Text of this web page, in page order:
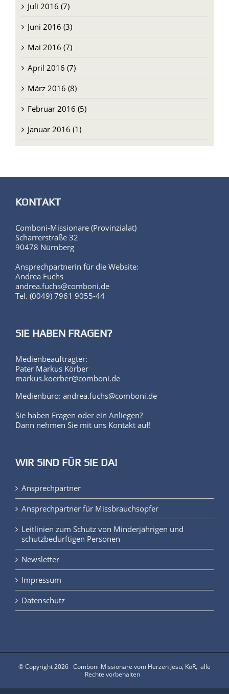
Juli 2016 (7)
Juni 2016 (3)
Mai 2016 (7)
April 2016 (7)
März 2016 (8)
Februar 2016 (5)
Januar 2016 (1)
KONTAKT
Comboni-Missionare (Provinzialat)
Scharrerstraße 32
90478 Nürnberg
Ansprechpartnerin für die Website:
Andrea Fuchs
andrea.fuchs@comboni.de
Tel. (0049) 7961 9055-44
SIE HABEN FRAGEN?
Medienbeauftragter:
Pater Markus Körber
markus.koerber@comboni.de
Medienbüro: andrea.fuchs@comboni.de
Sie haben Fragen oder ein Anliegen?
Dann nehmen Sie mit uns Kontakt auf!
WIR SIND FÜR SIE DA!
Ansprechpartner
Ansprechpartner für Missbrauchsopfer
Leitlinien zum Schutz von Minderjährigen und
schutzbedürftigen Personen
Newsletter
Impressum
Datenschutz
© Copyright2026 Comboni-Missionare vom Herzen Jesu, KöR, alle
Rechte vorbehalten